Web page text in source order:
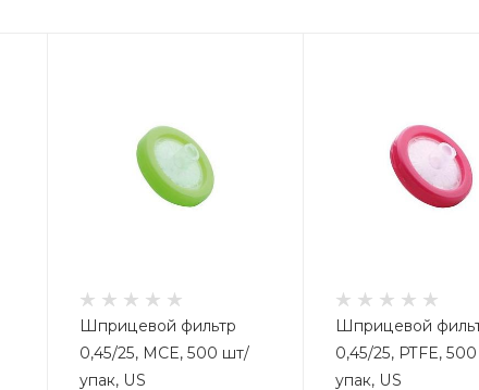
Шприцевой фильтр
0,45/25, MCE, 500 шт/
упак, US
Шприцевой
0,45/25, PTFE,
упак, US